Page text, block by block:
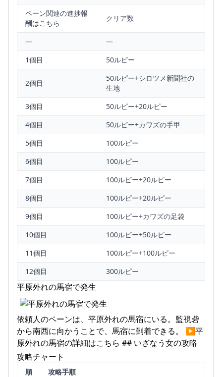
ペーン関連の進捗報
酬はこちら
クリア数
—
—
1個目
50ルピー
2個目
50ルピー+シロツメ新聞社の
生地
3個目
50ルピー+20ルピー
4個目
50ルピー+カワズの手甲
5個目
100ルピー
6個目
100ルピー
7個目
100ルピー+20ルピー
8個目
100ルピー+20ルピー
9個目
100ルピー+カワズの足袋
10個目
100ルピー+50ルピー
11個目
100ルピー+100ルピー
12個目
300ルピー
平原外れの馬宿で発生
依頼人のペーンは、平原外れの馬宿にいる。監視砦
から南西に向かうことで、馬宿に到着できる。 ▶平
原外れの馬宿の詳細はこちら ## いざなう女の攻略
攻略チャート
順 攻略手順